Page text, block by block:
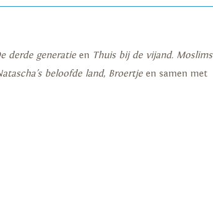
derde generatie en Thuis bij de vijand. Moslims
beloofde land, Broertje en samen met